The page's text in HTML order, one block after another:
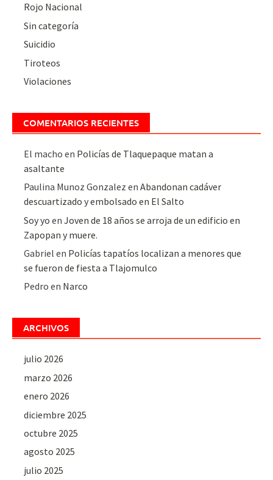
Rojo Nacional
Sin categoría
Suicidio
Tiroteos
Violaciones
COMENTARIOS RECIENTES
El macho en Policías de Tlaquepaque matan a
asaltante
Paulina Munoz Gonzalez enAbandonan cadáver
descuartizado y embolsado en El Salto
Soy yo enJoven de 18 años se arroja de un edificio en
Zapopan y muere.
Gabriel en Policías tapatíos localizan a menores que
se fueron de fiesta a Tlajomulco
Pedro en Narco
ARCHIVOS
julio 2026
marzo 2026
enero 2026
diciembre 2025
octubre 2025
agosto 2025
julio 2025